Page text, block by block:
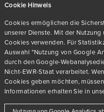
Cookie Hinweis
Cookies ermöglichen die
unserer Dienste. Mit der
Cookies verwenden. Für
Auswahl "Nutzung von Google
durch den Google-
Nicht-EWR-Staat verarbeitet.
Cookies geben möchten,
Informationen erhalten Sie in